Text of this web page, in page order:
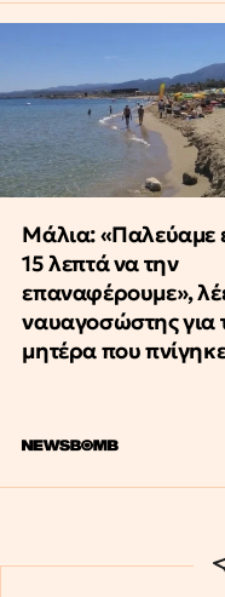
Μάλια: «Παλεύαμε
15 λεπτά να την
επαναφέρουμε»,
ναυαγοσώστης για
μητέρα που